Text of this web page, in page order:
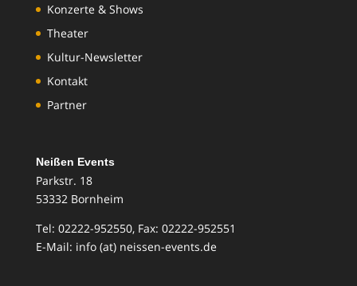
Konzerte & Shows
Theater
Kultur-Newsletter
Kontakt
Partner
Neißen Events
Parkstr. 18
53332 Bornheim
Tel: 02222-952550, Fax: 02222-952551
E-Mail: info (at) neissen-events.de